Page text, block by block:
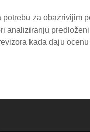
potrebu za obazrivijim
analiziranju
kada daju